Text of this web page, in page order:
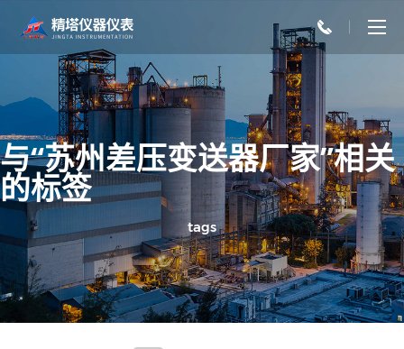
与“苏州差压变送器厂家”相关
的标签
tags